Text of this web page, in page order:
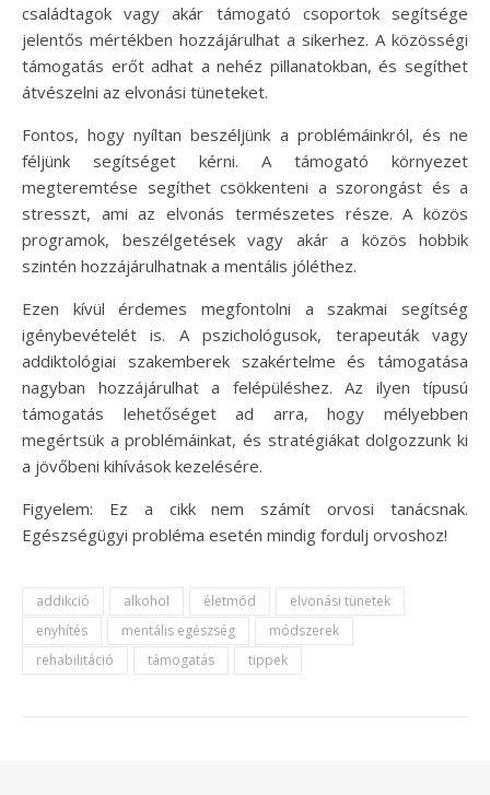
családtagok vagy akár támogató csoportok segítsége
jelentős mértékben hozzájárulhat a sikerhez. A közösségi
támogatás erőt adhat a nehéz pillanatokban, és segíthet
átvészelni az elvonási tüneteket.
Fontos, hogy nyíltan beszéljünk a problémáinkról, és ne
féljünk segítséget kérni. A támogató környezet
megteremtése segíthet csökkenteni a szorongást és a
stresszt, ami az elvonás természetes része. A közös
programok, beszélgetések vagy akár a közös hobbik
szintén hozzájárulhatnak a mentális jóléthez.
Ezen kívül érdemes megfontolni a szakmai segítség
igénybevételét is. A pszichológusok, terapeuták vagy
addiktológiai szakemberek szakértelme és támogatása
nagyban hozzájárulhat a felépüléshez. Az ilyen típusú
támogatás lehetőséget ad arra, hogy mélyebben
megértsük a problémáinkat, és stratégiákat dolgozzunk ki
a jövőbeni kihívások kezelésére.
Figyelem: Ez a cikk nem számít orvosi tanácsnak.
Egészségügyi probléma esetén mindig fordulj orvoshoz!
addikció alkohol életmód
elvonási tünetek
enyhítés
mentális egészség
módszerek
rehabilitáció
támogatás tippek